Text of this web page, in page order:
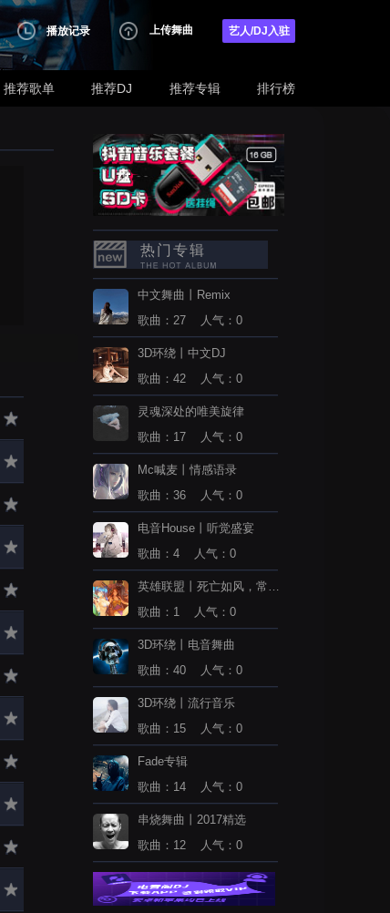
播放记录 上传舞曲 艺人/DJ入驻
推荐歌单 推荐DJ 推荐专辑 排行榜
热门专辑
中文舞曲丨Remix
歌曲：27 人气：0
3D环绕丨中文DJ
歌曲：42 人气：0
灵魂深处的唯美旋律
歌曲：17 人气：0
Mc喊麦丨情感语录
歌曲：36 人气：0
电音House丨听觉盛宴
歌曲：4 人气：0
英雄联盟丨死亡如风，常伴
歌曲：1 人气：0
3D环绕丨电音舞曲
歌曲：40 人气：0
3D环绕丨流行音乐
歌曲：15 人气：0
Fade专辑
歌曲：14 人气：0
串烧舞曲丨2017精选
歌曲：12 人气：0